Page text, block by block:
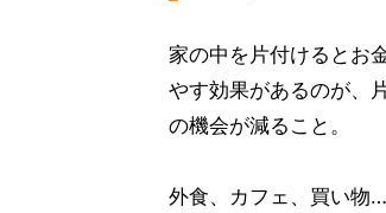
家の中を片付けるとお
やす効果があるのが、
の機会が減ること。
外食、カフェ、買い物